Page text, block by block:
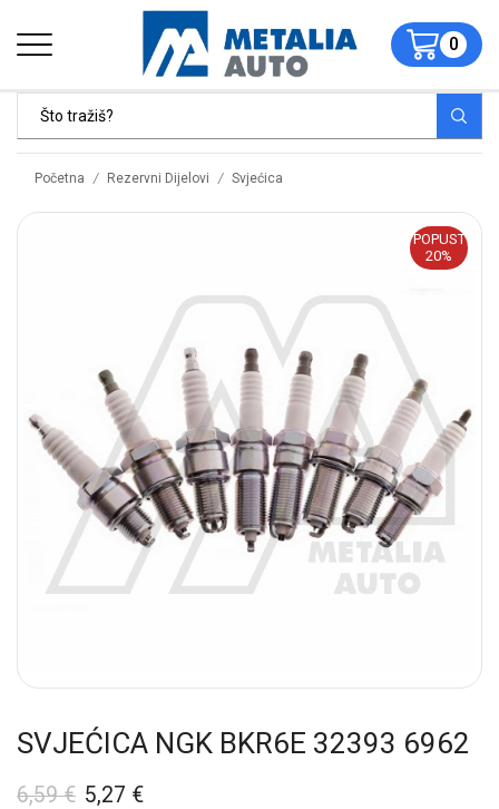
0
Početna / Rezervni Dijelovi / Svjećica
POPUST
20%
SVJEĆICA NGK BKR6E 32393 6962
6,59€ 5,27 €